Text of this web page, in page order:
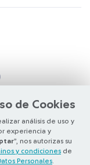
de Cookies
análisis de uso y
experiencia y
”, nos autorizas su
y condiciones de
Personales